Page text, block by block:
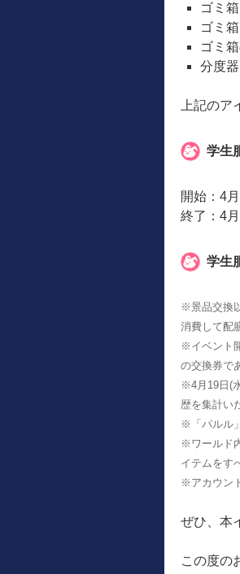
ゴミ
ゴミ
ゴミ
分度器
上記の
学生
開始：4
終了：4
学生
※景品交換
消費して配
※イベント
の交換券で
※4月19日(
歴を集計い
※「パルル
※ワールド
イテムをす
※アカウン
ぜひ、本
この度の